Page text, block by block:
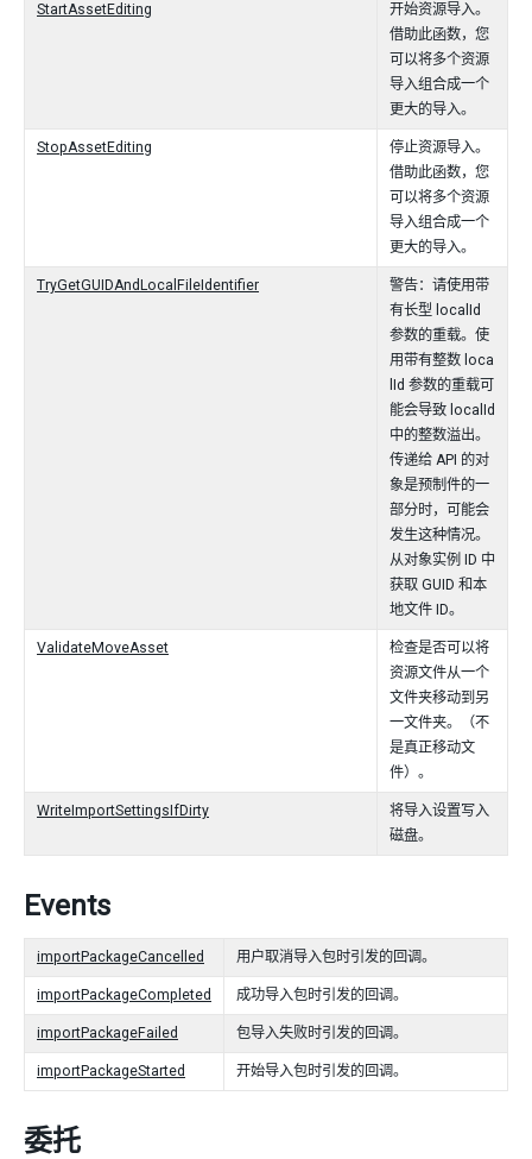
StartAssetEditing
开始资源导入。
借助此函数，您
可以将多个资源
导入组合成一个
更大的导入。
StopAssetEditing
停止资源导入。
借助此函数，您
可以将多个资源
导入组合成一个
更大的导入。
TryGetGUIDAndLocalFileIdentifier
警告：请使用带
有长型 localId
参数的重载。使
用带有整数 loca
lId 参数的重载可
能会导致 localId
中的整数溢出。
传递给 API 的对
象是预制件的一
部分时，可能会
发生这种情况。
从对象实例 ID 中
获取 GUID 和本
地文件 ID。
ValidateMoveAsset
检查是否可以将
资源文件从一个
文件夹移动到另
一文件夹。（不
是真正移动文
件）。
WriteImportSettingsIfDirty
将导入设置写入
磁盘。
Events
importPackageCancelled 用户取消导入包时引发的回调。
importPackageCompleted 成功导入包时引发的回调。
importPackageFailed 包导入失败时引发的回调。
importPackageStarted 开始导入包时引发的回调。
委托